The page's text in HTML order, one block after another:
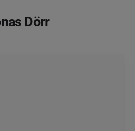
Dörr